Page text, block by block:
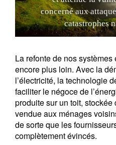
concerné aux attaque
catastrophes n
La refonte de nos
encore plus loin. Avec la
l’électricité, la technologie
faciliter le négoce de
produite sur un toit,
vendue aux ménages
de sorte que les
complètement évincés.
S'inscrire à la
Email